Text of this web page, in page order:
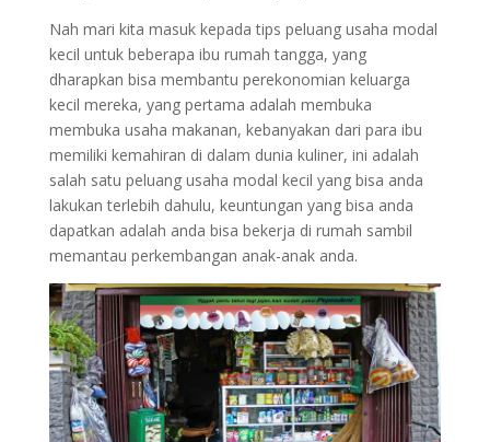
Nah mari kita masuk kepada tips peluang usaha modal
kecil untuk beberapa ibu rumah tangga, yang
dharapkan bisa membantu perekonomian keluarga
kecil mereka, yang pertama adalah membuka
membuka usaha makanan, kebanyakan dari para ibu
memiliki kemahiran di dalam dunia kuliner, ini adalah
salah satu peluang usaha modal kecil yang bisa anda
lakukan terlebih dahulu, keuntungan yang bisa anda
dapatkan adalah anda bisa bekerja di rumah sambil
memantau perkembangan anak-anak anda.